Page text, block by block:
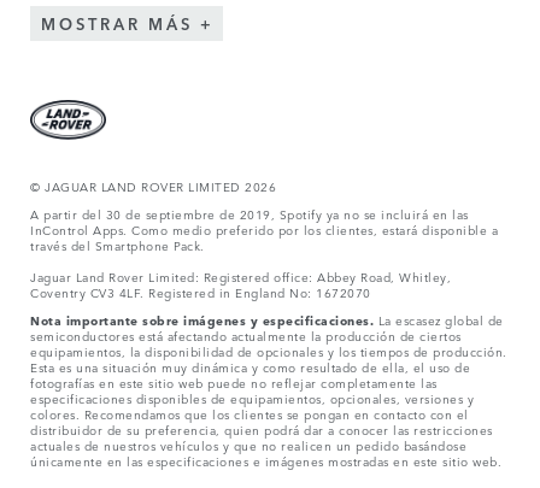
MOSTRAR MÁS
© JAGUAR LAND ROVER LIMITED 2026
A partir del 30 de septiembre de 2019, Spotify ya no se incluirá en las
InControl Apps. Como medio preferido por los clientes, estará disponible a
través del Smartphone Pack.
Jaguar Land Rover Limited: Registered office: Abbey Road, Whitley,
Coventry CV3 4LF. Registered in England No: 1672070
Nota importante sobre imágenes y especificaciones. La escasez global de
semiconductores está afectando actualmente la producción de ciertos
equipamientos, la disponibilidad de opcionales y los tiempos de producción.
Esta es una situación muy dinámica y como resultado de ella, el uso de
fotografías en este sitio web puede no reflejar completamente las
especificaciones disponibles de equipamientos, opcionales, versiones y
colores. Recomendamos que los clientes se pongan en contacto con el
distribuidor de su preferencia, quien podrá dar a conocer las restricciones
actuales de nuestros vehículos y que no realicen un pedido basándose
únicamente en las especificaciones e imágenes mostradas en este sitio web.